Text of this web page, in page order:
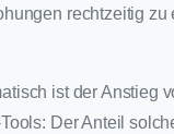
rechtzeitig zu
ist der Anstieg
Der Anteil